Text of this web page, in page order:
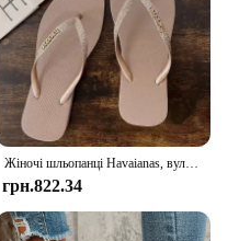
Жіночі шльопанці Havaianas, вуличні нековзні тапочки, шльопанці, сандалі, пляжні тапочки
грн.822.34